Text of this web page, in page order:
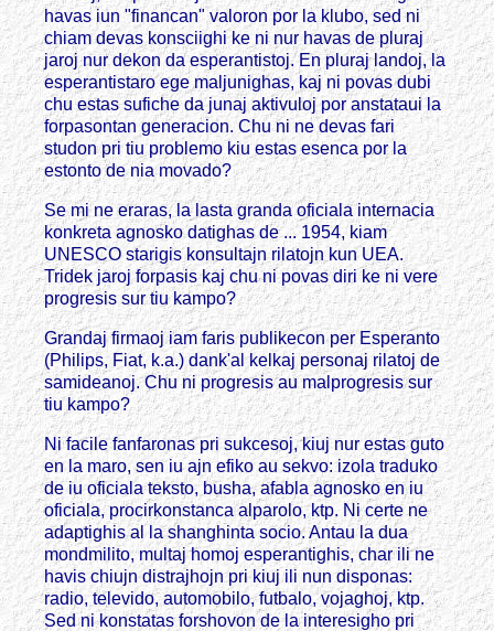
havas iun "financan" valoron por la klubo, sed ni
chiam devas konsciighi ke ni nur havas de pluraj
jaroj nur dekon da esperantistoj. En pluraj landoj, la
esperantistaro ege maljunighas, kaj ni povas dubi
chu estas sufiche da junaj aktivuloj por anstataui la
forpasontan generacion. Chu ni ne devas fari
studon pri tiu problemo kiu estas esenca por la
estonto de nia movado?
Se mi ne eraras, la lasta granda oficiala internacia
konkreta agnosko datighas de ... 1954, kiam
UNESCO starigis konsultajn rilatojn kun UEA.
Tridek jaroj forpasis kaj chu ni povas diri ke ni vere
progresis sur tiu kampo?
Grandaj firmaoj iam faris publikecon per Esperanto
(Philips, Fiat, k.a.) dank'al kelkaj personaj rilatoj de
samideanoj. Chu ni progresis au malprogresis sur
tiu kampo?
Ni facile fanfaronas pri sukcesoj, kiuj nur estas guto
en la maro, sen iu ajn efiko au sekvo: izola traduko
de iu oficiala teksto, busha, afabla agnosko en iu
oficiala, procirkonstanca alparolo, ktp. Ni certe ne
adaptighis al la shanghinta socio. Antau la dua
mondmilito, multaj homoj esperantighis, char ili ne
havis chiujn distrajhojn pri kiuj ili nun disponas:
radio, televido, automobilo, futbalo, vojaghoj, ktp.
Sed ni konstatas forshovon de la interesigho pri